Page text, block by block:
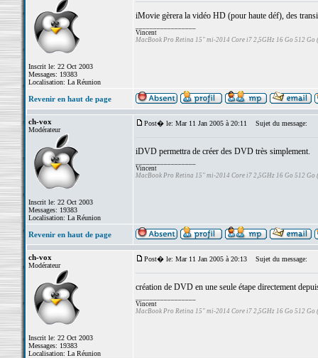
Inscrit le: 22 Oct 2003
Messages: 19383
Localisation: La Réunion
iMovie gèrera la vidéo HD (pour haute déf), des
Vincent
MacBook Pro Retina 15" mi-2014 Core i7 2,5GHz 16 Go 512 Go
Revenir en haut de page
ch-vox
Modérateur
Inscrit le: 22 Oct 2003
Messages: 19383
Localisation: La Réunion
Post� le: Mar 11 Jan 2005 à 20:11 Sujet du message:
iDVD permettra de créer des DVD très simplement.
Vincent
MacBook Pro Retina 15" mi-2014 Core i7 2,5GHz 16 Go 512 Go
Revenir en haut de page
ch-vox
Modérateur
Inscrit le: 22 Oct 2003
Messages: 19383
Localisation: La Réunion
Post� le: Mar 11 Jan 2005 à 20:13 Sujet du message:
création de DVD en une seule étape directement
Vincent
MacBook Pro Retina 15" mi-2014 Core i7 2,5GHz 16 Go 512 Go